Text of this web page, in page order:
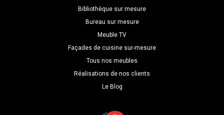
Bibliothèque sur mesure
Bureau sur mesure
Meuble TV
Façades de cuisine sur-mesure
Tous nos meubles
Réalisations de nos clients
Le Blog